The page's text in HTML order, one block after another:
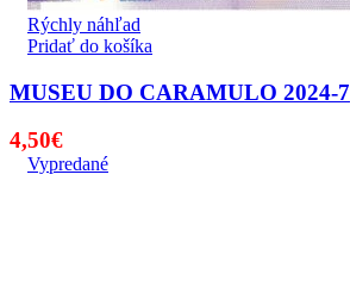
Rýchly náhľad
Pridať do košíka
MUSEU DO CARAMULO 2024-7
4,50€
Vypredané